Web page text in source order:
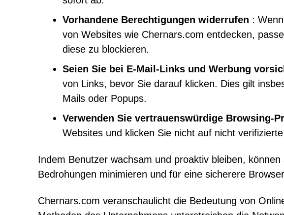
Vorhandene Berechtigungen widerrufen :
von Websites wie Chernars.com entdecken,
diese zu blockieren.
Seien Sie bei E-Mail-Links und Werbung
von Links, bevor Sie darauf klicken. Dies gilt
Mails oder Popups.
Verwenden Sie vertrauenswürdige Browsing-
Websites und klicken Sie nicht auf nicht
Indem Benutzer wachsam und proaktiv bleiben,
Bedrohungen minimieren und für eine sicherere
Chernars.com veranschaulicht die Bedeutung von